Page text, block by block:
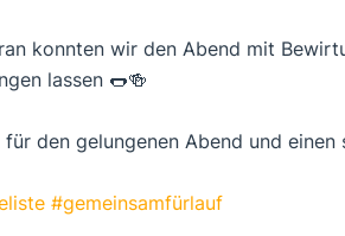
konnten wir den Abend mit
lassen 🌭🍻
den gelungenen Abend und einen
#gemeinsamfürlauf